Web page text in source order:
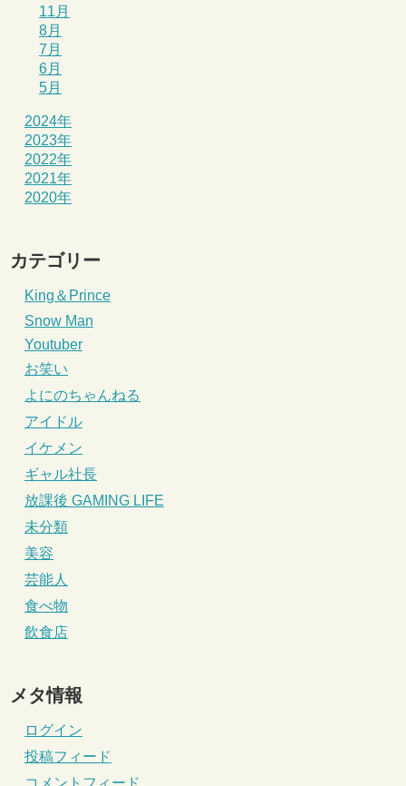
11月
8月
7月
6月
5月
2024年
2023年
2022年
2021年
2020年
カテゴリー
King＆Prince
Snow Man
Youtuber
お笑い
よにのちゃんねる
アイドル
イケメン
ギャル社長
放課後 GAMING LIFE
未分類
美容
芸能人
食べ物
飲食店
メタ情報
ログイン
投稿フィード